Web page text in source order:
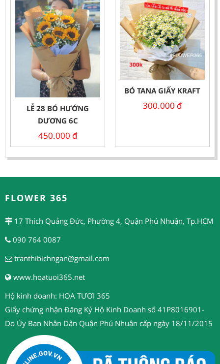
LỄ 28 BÓ HƯỚNG
DƯƠNG 6C
450.000 đ
BÓ TANA GIẤY KRAFT
300.000 đ
FLOWER 365
17 Thích Quảng Đức, Phường 4, Quận Phú Nhuận, Tp.HCM
090 764 0087
tranthibichngan@gmail.com
www.hoatuoi365.net
Hộ kinh doanh: HOA TƯƠI 365
Giấy chứng nhận Đăng Ký Hộ Kinh Doanh số 41P8016901-
Do Ủy Ban Nhân Dân Quận Phú Nhuận cấp ngày 18/11/2015